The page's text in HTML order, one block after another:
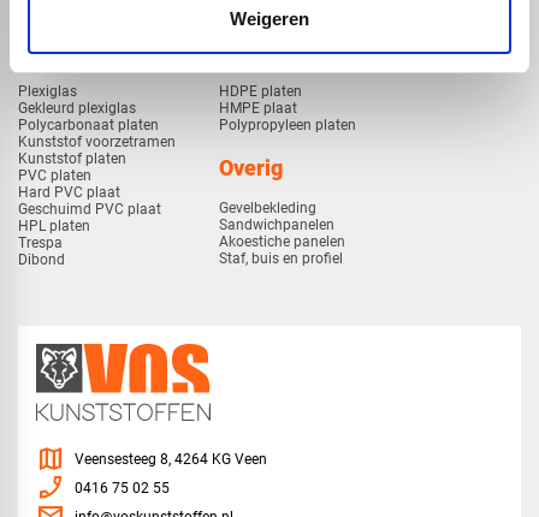
Weigeren
Kunststof
Plexiglas
Gekleurd plexiglas
Polycarbonaat platen
Kunststof voorzetramen
Kunststof platen
PVC platen
Hard PVC plaat
Geschuimd PVC plaat
HPL platen
Trespa
Dibond
Technische kunststoffen
HDPE platen
HMPE plaat
Polypropyleen platen
Overig
Gevelbekleding
Sandwichpanelen
Akoestiche panelen
Staf, buis en profiel
map Veensesteeg 8, 4264 KG Veen
phone_enabled 0416 75 02 55